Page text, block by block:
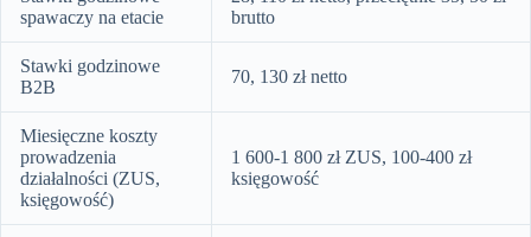
spawaczy na etacie
brutto
Stawki godzinowe
B2B
70, 130 zł netto
Miesięczne koszty
prowadzenia
działalności (ZUS,
księgowość)
1 600-1 800 zł ZUS, 100-400 zł
księgowość